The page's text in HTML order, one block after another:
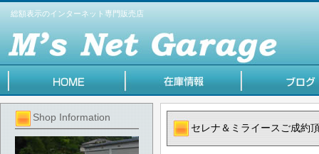
総額表示のインターネット専門販売店
Shop Information
セレナ＆ミライースご成約